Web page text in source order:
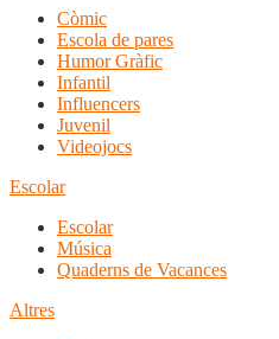
Còmic
Escola de pares
Humor Gràfic
Infantil
Influencers
Juvenil
Videojocs
Escolar
Escolar
Música
Quaderns de Vacances
Altres